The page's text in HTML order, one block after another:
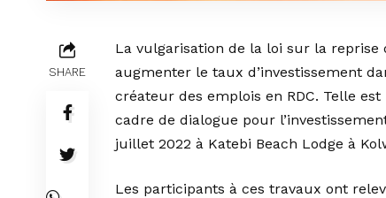
SHARE
La vulgarisation de la loi sur la
augmenter le taux d’investissement
créateur des emplois en RDC. Telle
cadre de dialogue pour
juillet 2022 à Katebi Beach Lodge à
Les participants à ces travaux ont